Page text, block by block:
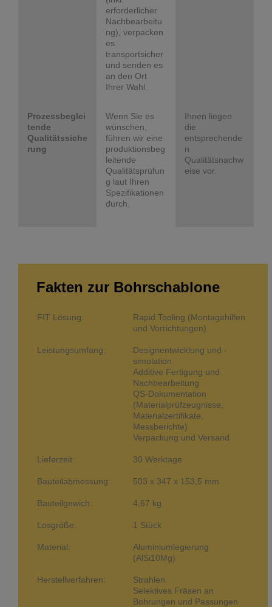
erforderlicher
Nachbearbeitu
ng), verpacken
es
transportsicher
und senden es
an den Ort
Ihrer Wahl.
Prozessbeglei
tende
Qualitätssiche
rung
Wenn Sie es
wünschen,
führen wir eine
produktionsbeg
leitende
Qualitätsprüfun
g laut Ihren
Spezifikationen
durch.
Ihnen liegen
die
entsprechende
n
Qualitätsnachw
eise vor.
Fakten zur Bohrschablone
FIT Lösung:
Rapid Tooling (Montagehilfen
und Vorrichtungen)
Leistungsumfang:
Designentwicklung und -
simulation
Additive Fertigung und
Nachbearbeitung
QS-Dokumentation
(Materialprüfzeugnisse,
Materialzertifikate,
Messberichte)
Verpackung und Versand
Lieferzeit: 30 Werktage
Bauteilabmessung: 503 x 347 x 153,5 mm
Bauteilgewich: 4,67 kg
Losgröße: 1 Stück
Material:
Aluminiumlegierung
(AlSi10Mg)
Herstellverfahren:
Strahlen
Selektives Fräsen an
Bohrungen und Passungen